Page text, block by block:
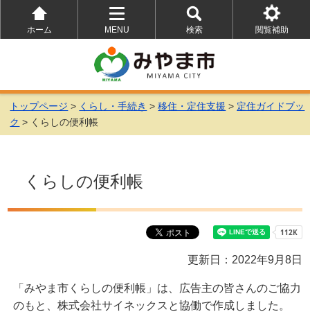
ホーム
MENU
を
開
く
検索
を
開
く
閲覧補助
を
トップページ > くらし・手続き >移住・定住支援 > 定住ガイドブッ
ク > くらしの便利帳
くらしの便利帳
更新日：2022年9月8日
「みやま市くらしの便利帳」は、広告主の皆さんのご協力
のもと、株式会社サイネックスと協働で作成しました。